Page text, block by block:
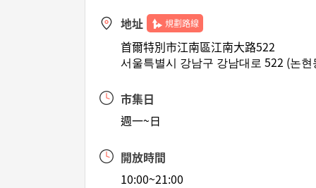
地址 規劃路線
首爾特別市江南區江南大路522
서울특별시 강남구 강남대로 522 (논현
市集日
週一~日
開放時間
10:00~21:00